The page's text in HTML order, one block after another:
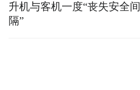
升机与客机一度“丧失安全间
隔”